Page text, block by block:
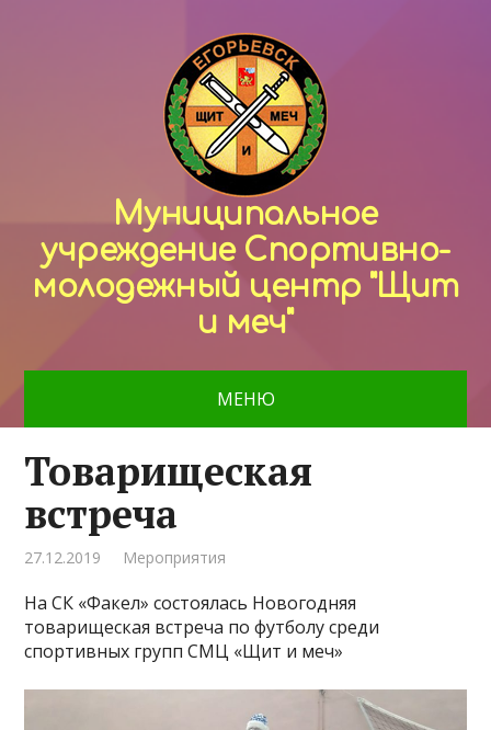
Муниципальное
учреждение Спортивно-
молодежный центр "Щит
и меч"
МЕНЮ
Товарищеская
встреча
27.12.2019 Мероприятия
На СК «Факел» состоялась Новогодняя
товарищеская встреча по футболу среди
спортивных групп СМЦ «Щит и меч»